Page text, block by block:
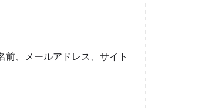
、メールアドレス、サイト